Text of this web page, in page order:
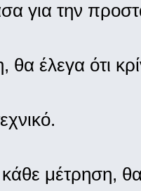
για την
έλεγα ότι
μέτρηση, θα